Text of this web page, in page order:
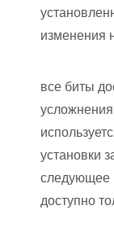
изменения
все биты
установки
следующее
доступно